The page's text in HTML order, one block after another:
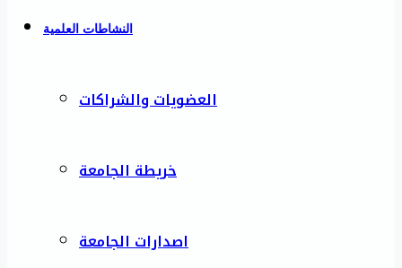
النشاطات العلمية
العضويات والشراكات
خريطة الجامعة
اصدارات الجامعة